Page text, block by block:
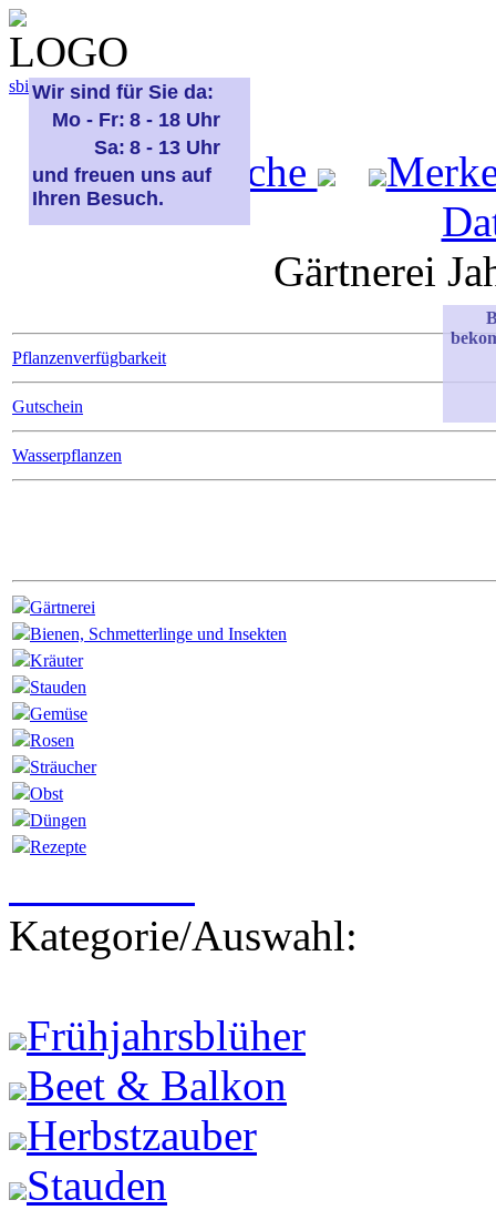
sbi sbbib
Start Suche
Gärtnerei
Pflanzenverfügbarkeit
Gutschein
Wasserpflanzen
Gärtnerei
Bienen, Schmetterlinge und Insekten
Kräuter
Stauden
Gemüse
Rosen
Sträucher
Obst
Düngen
Rezepte
Kategorie/Auswahl:
Frühjahrsblüher
Beet & Balkon
Herbstzauber
Stauden
Wir sind für Sie da:
Mo - Fr: 8 - 18 Uhr
Sa: 8 - 13 Uhr
und freuen uns auf
Ihren Besuch.